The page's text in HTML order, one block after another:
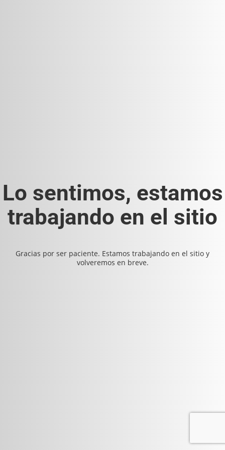
Lo sentimos, estamos
trabajando en el sitio
Gracias por ser paciente. Estamos trabajando en el sitio y
volveremos en breve.